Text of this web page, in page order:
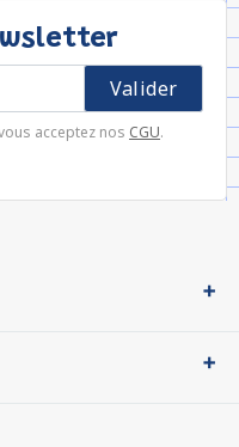
acceptez nos CGU.